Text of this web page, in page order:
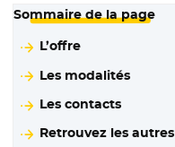
Sommaire de la page
L’offre
Les modalités
Les contacts
Retrouvez les